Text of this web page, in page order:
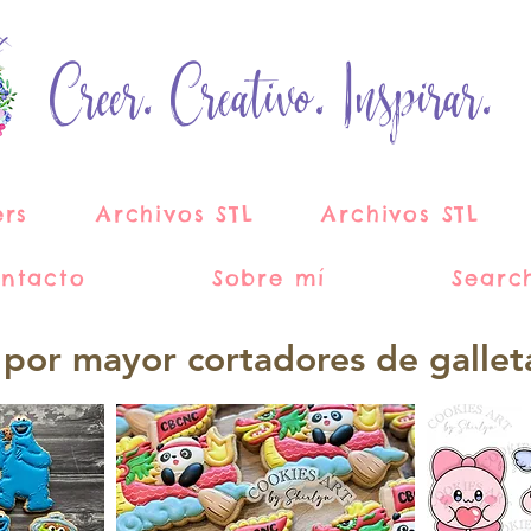
Creer. Creativo. Inspirar.
Archivos STL Archivos STL
Sobre mí
mayor cortadores de